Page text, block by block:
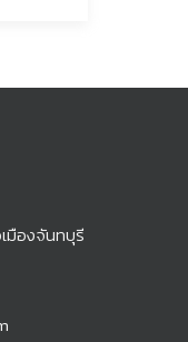
มืองจันทบุรี